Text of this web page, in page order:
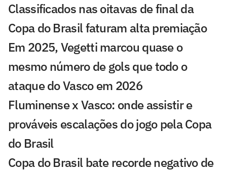
Classificados nas oitavas de final da
Copa do Brasil faturam alta premiação
Em 2025, Vegetti marcou quase o
mesmo número de gols que todo o
ataque do Vasco em 2026
Fluminense x Vasco: onde assistir e
prováveis escalações do jogo pela Copa
do Brasil
Copa do Brasil bate recorde negativo de